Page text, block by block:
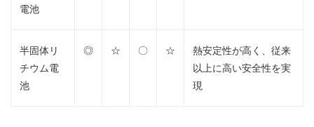
電池​
半固体リ
チウム電
池​
◎ ☆​ 〇​ ☆​
熱安定性が高く、従来
以上に高い安全性を実
現
Japanese